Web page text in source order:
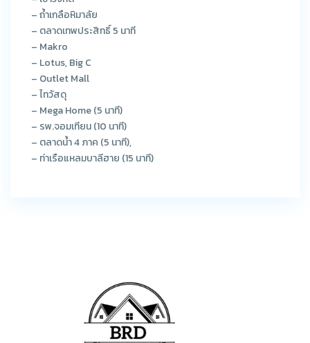
– ถ้ำเกลือหิมาลัย
– ตลาดเทพประสิทธิ์ 5 นาที
– Makro
– Lotus, Big C
– Outlet Mall
– ไทวัสดุ
– Mega Home (5 นาที)
– รพ.จอมเทียน (10 นาที)
– ตลาดน้ำ 4 ภาค (5 นาที),
– ท่าเรือแหลมบาลีฮาย (15 นาที)